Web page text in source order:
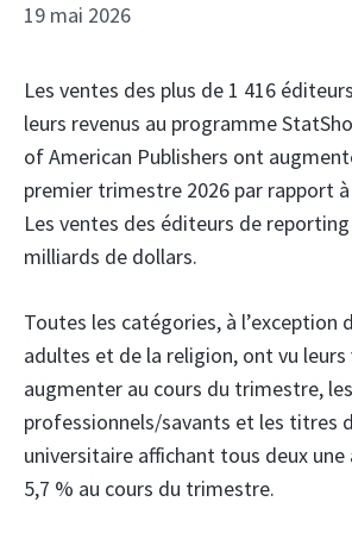
19 mai 2026
Les ventes des plus de 1 416
leurs revenus au programme
of American Publishers ont
premier trimestre 2026 par rapport à
Les ventes des éditeurs de
milliards de dollars.
Toutes les catégories, à l’exception
adultes et de la religion, ont vu leurs
augmenter au cours du trimestre,
professionnels/savants et les titres
universitaire affichant tous deux
5,7 % au cours du trimestre.